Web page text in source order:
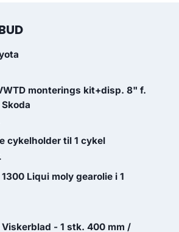
monterings kit+disp. 8" f.
cykelholder til 1 cykel
1300 Liqui moly gearolie i 1
Viskerblad - 1 stk. 400 mm /